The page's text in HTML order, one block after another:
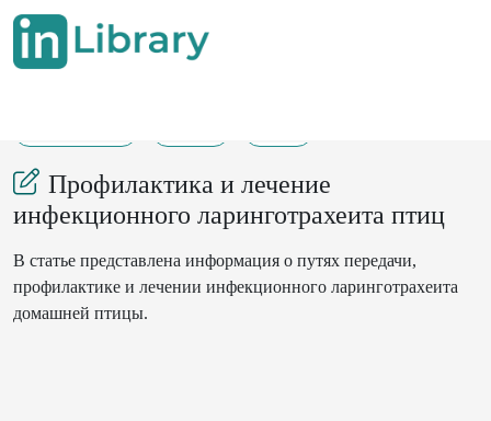
Профилактика и лечение
инфекционного ларинготрахеита птиц
В статье представлена ​​информация о путях передачи,
профилактике и лечении инфекционного ларинготрахеита
домашней птицы.